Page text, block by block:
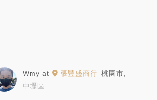
Wmy at 張豐盛商行 桃園市
中壢區